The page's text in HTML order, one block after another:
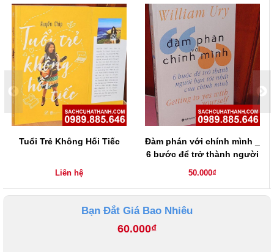
Tuổi Trẻ Không Hối Tiếc
Liên hệ
Đàm phán với chính mình _
6 bước để trở thành người
bạn tốt nhất của chính
50.000₫
Bạn Đắt Giá Bao Nhiêu
60.000₫